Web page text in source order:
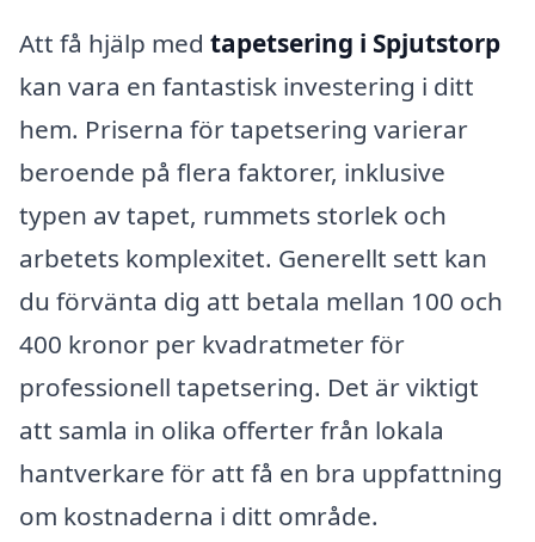
Att få hjälp med tapetsering i Spjutstorp
kan vara en fantastisk investering i ditt
hem. Priserna för tapetsering varierar
beroende på flera faktorer, inklusive
typen av tapet, rummets storlek och
arbetets komplexitet. Generellt sett kan
du förvänta dig att betala mellan 100 och
400 kronor per kvadratmeter för
professionell tapetsering. Det är viktigt
att samla in olika offerter från lokala
hantverkare för att få en bra uppfattning
om kostnaderna i ditt område.